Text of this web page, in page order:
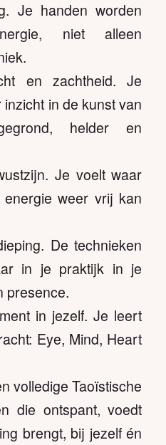
Je handen worden
niet alleen
en zachtheid. Je
in de kunst van
helder en
Je voelt waar
weer vrij kan
De technieken
in je praktijk in je
presence.
in jezelf. Je leert
Eye, Mind, Heart
volledige Taoïstische
die ontspant, voedt
brengt, bij jezelf én